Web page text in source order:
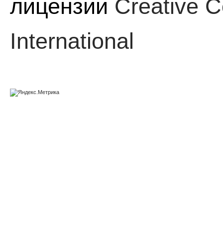
лицензии Creative
International